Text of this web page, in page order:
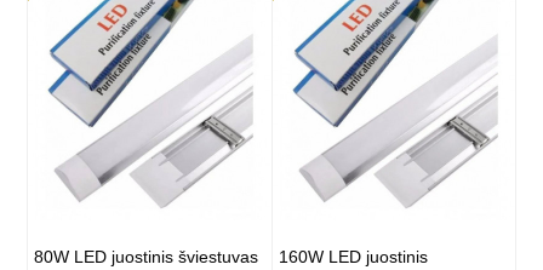
80W LED juostinis šviestuvas
160W LED juostinis